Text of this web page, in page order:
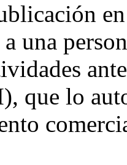
una
que lo